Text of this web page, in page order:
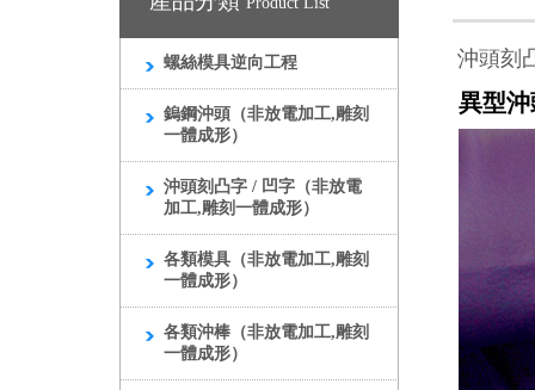
螺絲模具逆向工程
鎢鋼沖頭（非放電加工,雕刻
一體成形）
沖頭刻凸字 / 凹字（非放電
加工,雕刻一體成形）
各類模具（非放電加工,雕刻
一體成形）
各類沖棒（非放電加工,雕刻
一體成形）
沖頭刻
異型